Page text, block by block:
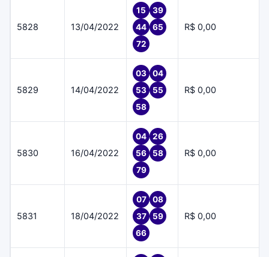
5828 13/04/2022
15
39
44
65
72
R$ 0,00
5829 14/04/2022
03
04
53
55
58
R$ 0,00
5830 16/04/2022
04
26
56
58
79
R$ 0,00
5831 18/04/2022
07
08
37
59
66
R$ 0,00